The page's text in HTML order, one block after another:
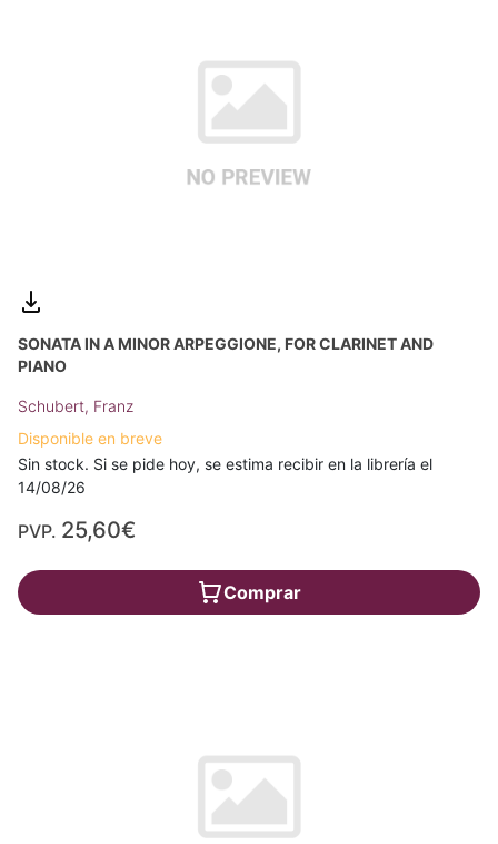
SONATA IN A MINOR ARPEGGIONE, FOR CLARINET AND
PIANO
Schubert, Franz
Disponible en breve
Sin stock. Si se pide hoy, se estima recibir en la librería el
14/08/26
PVP. 25,60€
Comprar